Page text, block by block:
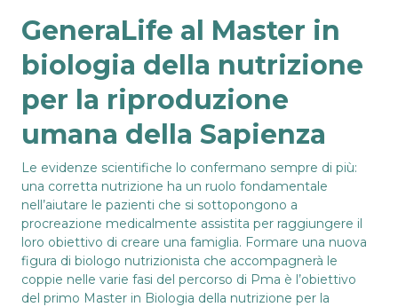
GeneraLife al Master in
biologia della nutrizione
per la riproduzione
umana della Sapienza
Le evidenze scientifiche lo confermano sempre di più:
una corretta nutrizione ha un ruolo fondamentale
nell’aiutare le pazienti che si sottopongono a
procreazione medicalmente assistita per raggiungere il
loro obiettivo di creare una famiglia. Formare una nuova
figura di biologo nutrizionista che accompagnerà le
coppie nelle varie fasi del percorso di Pma è l’obiettivo
del primo Master in Biologia della nutrizione per la